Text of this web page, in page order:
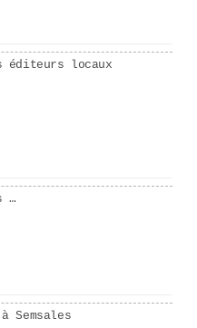
éditeurs locaux
…
Semsales